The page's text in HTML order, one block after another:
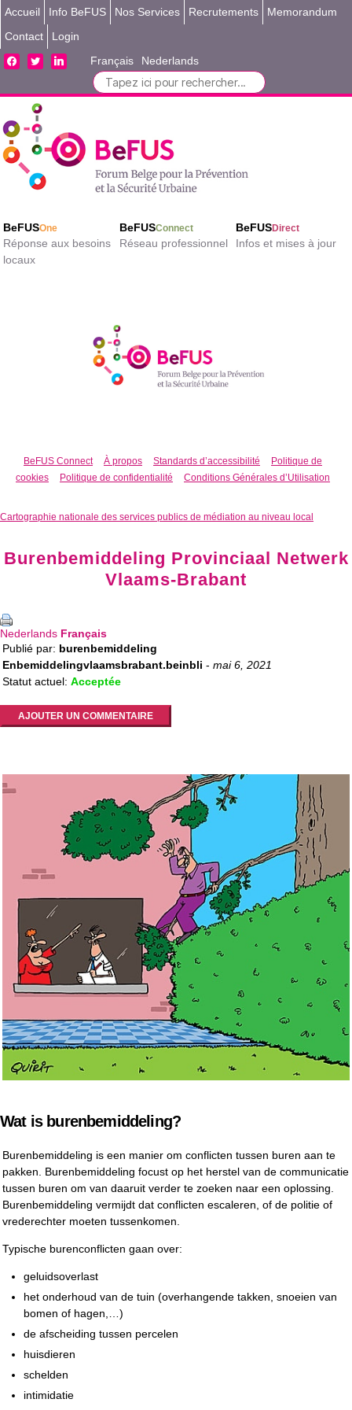
Accueil Info BeFUS Nos Services Recrutements
Memorandum
Contact
Login
facebooktwitterlinkedin Français Nederlands
Search
for:
BeFUSOne
Réponse aux besoins
locaux
BeFUSConnect
Réseau professionnel
BeFUSDirect
Infos et mises à jour
BeFUS Connect À propos Standards d’accessibilité
Politique de
cookies
Politique de confidentialité Conditions Générales d’Utilisation
Cartographie nationale des services publics de médiation au niveau local
Burenbemiddeling Provinciaal Netwerk
Vlaams-Brabant
Nederlands Français
Publié par: burenbemiddeling
Enbemiddelingvlaamsbrabant.beinbli - mai 6, 2021
Statut actuel: Acceptée
AJOUTER UN COMMENTAIRE
Wat is burenbemiddeling?
Burenbemiddeling is een manier om conflicten tussen buren aan te
pakken. Burenbemiddeling focust op het herstel van de communicatie
tussen buren om van daaruit verder te zoeken naar een oplossing.
Burenbemiddeling vermijdt dat conflicten escaleren, of de politie of
vrederechter moeten tussenkomen.
Typische burenconflicten gaan over:
geluidsoverlast
het onderhoud van de tuin (overhangende takken, snoeien van
bomen of hagen,…)
de afscheiding tussen percelen
huisdieren
schelden
intimidatie